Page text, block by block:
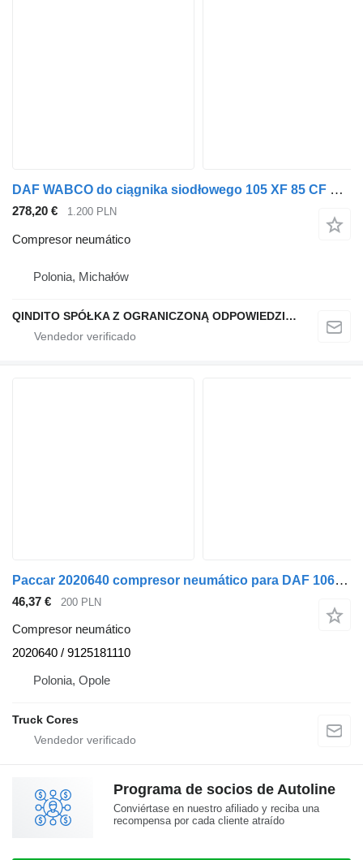
DAF WABCO do ciągnika siodłowego 105 XF 85 CF Dodać do ulubionych Po compresor neumático para DAF 105 XF 85 CF cabeza tractora
278,20 € 1.200 PLN
Compresor neumático
Polonia, Michałów
QINDITO SPÓŁKA Z OGRANICZONĄ ODPOWIEDZIALNOŚCIĄ
Paccar 2020640 compresor neumático para DAF 106 XF camión
46,37 € 200 PLN
Compresor neumático
2020640 / 9125181110
Polonia, Opole
Truck Cores
Programa de socios de Autoline
Conviértase en nuestro afiliado y reciba una
recompensa por cada cliente atraído